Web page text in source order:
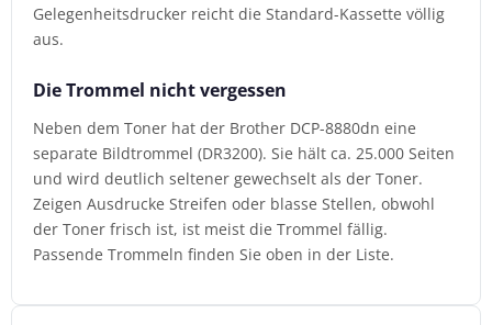
Gelegenheitsdrucker reicht die Standard-Kassette völlig
aus.
Die Trommel nicht vergessen
Neben dem Toner hat der Brother DCP-8880dn eine
separate Bildtrommel (DR3200). Sie hält ca. 25.000 Seiten
und wird deutlich seltener gewechselt als der Toner.
Zeigen Ausdrucke Streifen oder blasse Stellen, obwohl
der Toner frisch ist, ist meist die Trommel fällig.
Passende Trommeln finden Sie oben in der Liste.